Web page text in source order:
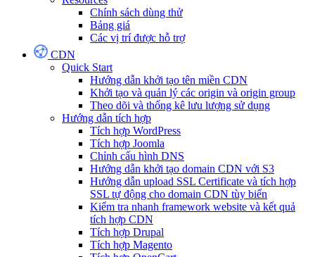
Chính sách dùng thử
Bảng giá
Các vị trí được hỗ trợ
CDN
Quick Start
Hướng dẫn khởi tạo tên miền CDN
Khởi tạo và quản lý các origin và origin group
Theo dõi và thống kê lưu lượng sử dụng
Hướng dẫn tích hợp
Tích hợp WordPress
Tích hợp Joomla
Chỉnh cấu hình DNS
Hướng dẫn khởi tạo domain CDN với S3
Hướng dẫn upload SSL Certificate và tích hợp
SSL tự động cho domain CDN tùy biến
Kiểm tra nhanh framework website và kết quả
tích hợp CDN
Tích hợp Drupal
Tích hợp Magento